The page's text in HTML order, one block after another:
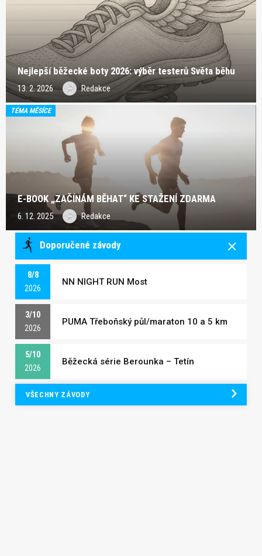
Nejlepší běžecké boty 2026: výběr testerů Světa běhu
13. 2. 2026 Redakce
TÉMA MĚSÍCE
E-BOOK „ZAČÍNÁM BĚHAT“ KE STAŽENÍ ZDARMA
6. 12. 2025 Redakce
Doporučené závody
8/8
2026
NN NIGHT RUN Most
3/10
2026
PUMA Třeboňský půl/maraton 10 a 5 km
5/10
2026
Běžecká série Berounka – Tetín
VŠECHNY ZÁVODY